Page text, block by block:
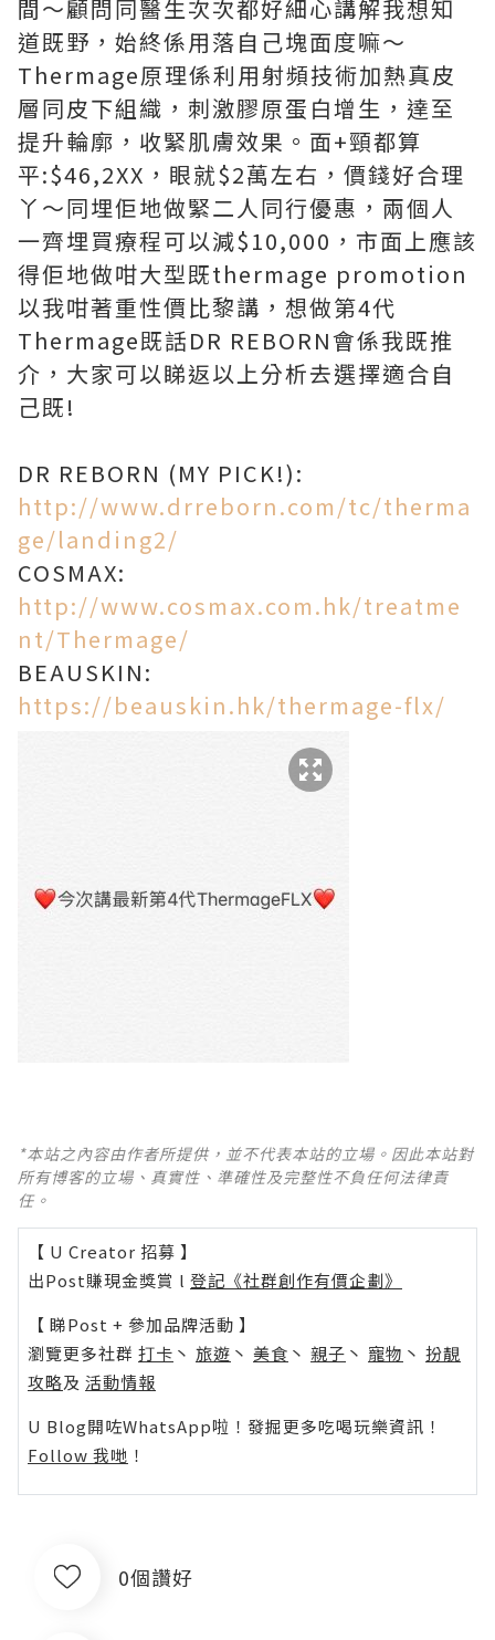
間～顧問同醫生次次都好細心講解我想知
道既野，始終係用落自己塊面度嘛～
Thermage原理係利用射頻技術加熱真皮
層同皮下組織，刺激膠原蛋白增生，達至
提升輪廓，收緊肌膚效果。面+頸都算
平:$46,2XX，眼就$2萬左右，價錢好合理
丫～同埋佢地做緊二人同行優惠，兩個人
一齊埋買療程可以減$10,000，市面上應該
得佢地做咁大型既thermage promotion
以我咁著重性價比黎講，想做第4代
Thermage既話DR REBORN會係我既推
介，大家可以睇返以上分析去選擇適合自
己既!
DR REBORN (MY PICK!):
http://www.drreborn.com/tc/therma
ge/landing2/
COSMAX:
http://www.cosmax.com.hk/treatme
nt/Thermage/
BEAUSKIN:
https://beauskin.hk/thermage-flx/
*本站之內容由作者所提供，並不代表本站的立場。因此本站對
所有博客的立場、真實性、準確性及完整性不負任何法律責
任。
【 U Creator 招募 】
出Post賺現金獎賞 l 登記《社群創作有價企劃》
【 睇Post + 參加品牌活動 】
瀏覽更多社群 打卡 丶 旅遊 丶 美食 丶 親子 丶 寵物 丶 扮靚
攻略及 活動情報
U Blog開咗WhatsApp啦！發掘更多吃喝玩樂資訊！
Follow 我哋 ！
0個讚好